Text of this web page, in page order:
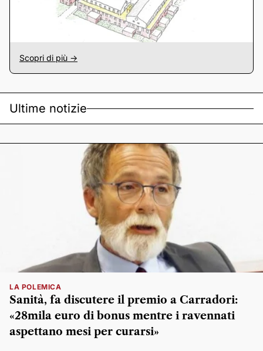
Scopri di più ->
Ultime notizie
LA POLEMICA
Sanità, fa discutere il premio a Carradori:
«28mila euro di bonus mentre i ravennati
aspettano mesi per curarsi»